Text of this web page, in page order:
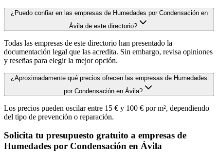
¿Puedo confiar en las empresas de Humedades por Condensación en
Ávila de este directorio?
Todas las empresas de este directorio han presentado la
documentación legal que las acredita. Sin embargo, revisa opiniones
y reseñas para elegir la mejor opción.
¿Aproximadamente qué precios ofrecen las empresas de Humedades
por Condensación en Ávila?
Los precios pueden oscilar entre 15 € y 100 € por m², dependiendo
del tipo de prevención o reparación.
Solicita tu presupuesto gratuito a empresas de
Humedades por Condensación en Ávila